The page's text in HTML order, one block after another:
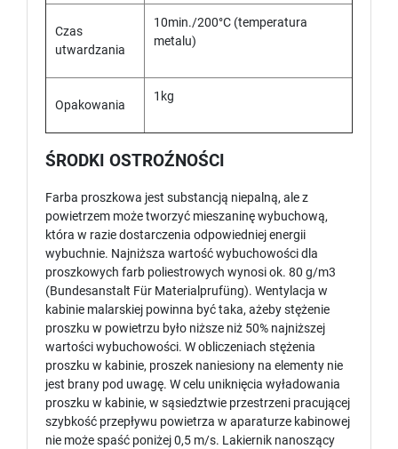
Czas
utwardzania
10min./200°C (temperatura
metalu)
Opakowania
1kg
ŚRODKI OSTROŹNOŚCI
Farba proszkowa jest substancją niepalną, ale z
powietrzem może tworzyć mieszaninę wybuchową,
która w razie dostarczenia odpowiedniej energii
wybuchnie. Najniższa wartość wybuchowości dla
proszkowych farb poliestrowych wynosi ok. 80 g/m3
(Bundesanstalt Für Materialprufüng). Wentylacja w
kabinie malarskiej powinna być taka, ażeby stężenie
proszku w powietrzu było niższe niż 50% najniższej
wartości wybuchowości. W obliczeniach stężenia
proszku w kabinie, proszek naniesiony na elementy nie
jest brany pod uwagę. W celu uniknięcia wyładowania
proszku w kabinie, w sąsiedztwie przestrzeni pracującej
szybkość przepływu powietrza w aparaturze kabinowej
nie może spaść poniżej 0,5 m/s. Lakiernik nanoszący